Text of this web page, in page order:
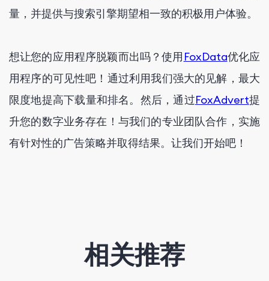
量，并提供与搜索引擎期望相一致的积极用户体验。
想让您的应用程序脱颖而出吗？使用 FoxData优化应
用程序的可见性吧！通过利用我们强大的见解，最大
限度地提高下载量和排名。然后，通过FoxAdvert提
升您的数字业务存在！与我们的专业团队合作，实施
有针对性的广告策略并取得结果。让我们开始吧！
相关推荐